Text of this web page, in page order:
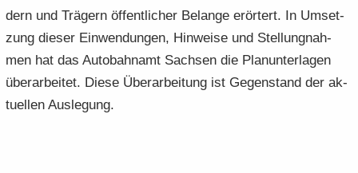
dern und Trä­gern öf­fent­li­cher Be­lan­ge er­ör­tert. In Um­set­
zung die­ser Ein­wen­dun­gen, Hin­wei­se und Stel­lung­nah­
men hat das Au­to­bahn­amt Sach­sen die Plan­un­ter­la­gen
über­ar­bei­tet. Diese Über­ar­bei­tung ist Ge­gen­stand der ak­
tu­el­len Aus­le­gung.